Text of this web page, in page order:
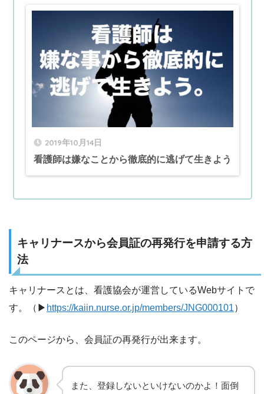
2019年10月14日
看護師は嫌なことから徹底的に逃げて生きよう
キャリナースから会員証の再発行を申請する方
法
キャリナースとは、看護協会が運営しているWebサイトで
す。（▶ https://kaiin.nurse.or.jp/members/JNG000101）
このページから、会員証の再発行が出来ます。
また、登録しないといけないのかよ！面倒